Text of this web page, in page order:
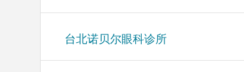
台北诺贝尔眼科诊所